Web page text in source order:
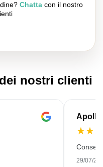
Chatta con il nostro
nostri clienti
★★
29/07/